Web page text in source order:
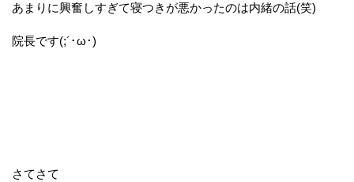
あまりに興奮しすぎて寝つきが悪かったのは内緒の話(笑)
院長です(;´･ω･)
さてさて